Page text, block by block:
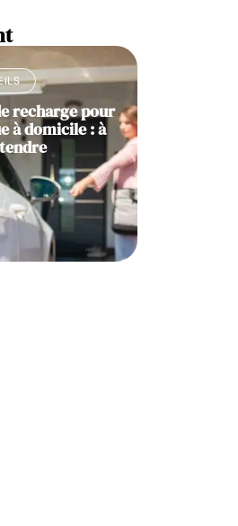
recharge pour
à domicile : à